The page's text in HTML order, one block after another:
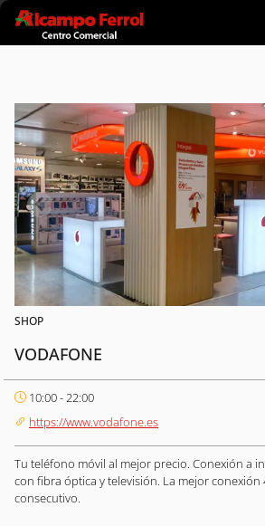
Ir al contenido principal
SHOP
VODAFONE
10:00 - 22:00
https://www.vodafone.es
Tu teléfono móvil al mejor precio. Conexión a
con fibra óptica y televisión. La mejor conexión
consecutivo.